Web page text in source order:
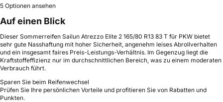
5 Optionen ansehen
Auf einen Blick
Dieser Sommerreifen Sailun Atrezzo Elite 2 165/80 R13 83 T für PKW bietet
sehr gute Nasshaftung mit hoher Sicherheit, angenehm leises Abrollverhalten
und ein insgesamt faires Preis-Leistungs-Verhältnis. Im Gegenzug liegt die
Kraftstoffeffizienz nur im durchschnittlichen Bereich, was zu einem moderaten
Verbrauch führt.
Sparen Sie beim Reifenwechsel
Prüfen Sie Ihre persönlichen Vorteile und profitieren Sie von Rabatten und
Punkten.